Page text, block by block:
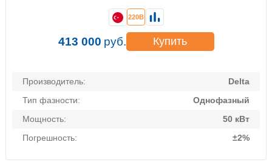
Производитель:
Delta
Тип фазности:
Однофазный
Мощность:
50 кВт
Погрешность:
±2%
220В
413 000 руб. Купить